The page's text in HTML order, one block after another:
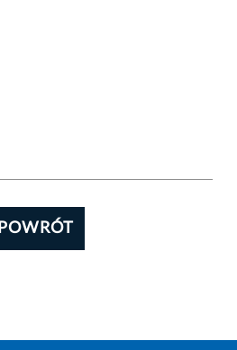
POWRÓT